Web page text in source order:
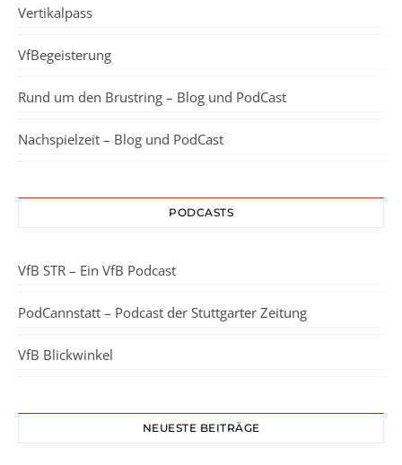
Vertikalpass
VfBegeisterung
Rund um den Brustring – Blog und PodCast
Nachspielzeit – Blog und PodCast
PODCASTS
VfB STR – Ein VfB Podcast
PodCannstatt – Podcast der Stuttgarter Zeitung
VfB Blickwinkel
NEUESTE BEITRÄGE